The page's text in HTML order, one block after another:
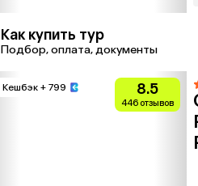
Как купить тур
Подбор, оплата, документы
Кешбэк + 799 8.5
446 отзывов